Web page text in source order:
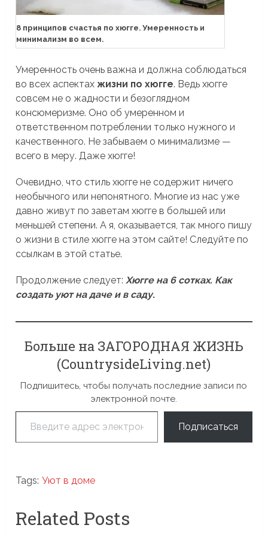
8 принципов счастья по хюгге. Умеренность и
минимализм во всем.
Умеренность очень важна и должна соблюдаться
во всех аспектахжизни по хюгге. Ведь хюгге
совсем не о жадности и безоглядном
консюмеризме. Оно об умеренном и
ответственном потреблении только нужного и
качественного. Не забываем о минимализме —
всего в меру. Даже хюгге!
Очевидно, что стиль хюгге не содержит ничего
необычного или непонятного. Многие из нас уже
давно живут по заветам хюгге в большей или
меньшей степени. А я, оказывается, так много пишу
о жизни в стиле хюгге на этом сайте! Следуйте по
ссылкам в этой статье.
Продолжение следует:Хюгге на 6 сотках. Как
создать уют на даче и в саду.
Больше на ЗАГОРОДНАЯ ЖИЗНЬ
(CountrysideLiving.net)
Подпишитесь, чтобы получать последние записи по
электронной почте.
Введите адрес электронной почты…
Подписаться
Tags: Уют в доме
Related Posts